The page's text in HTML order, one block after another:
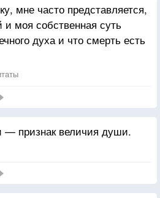
мне часто представляется,
моя собственная суть
духа и что смерть есть
— признак величия души.